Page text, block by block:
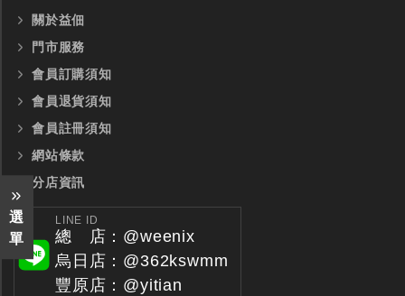
選
單
關於益佃
門市服務
會員訂購須知
會員退貨須知
會員註冊須知
網站條款
分店資訊
LINE ID
總 店：@weenix
烏日店：@362kswmm
豐原店：@yitian